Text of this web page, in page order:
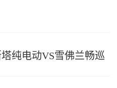
纯电动VS雪佛兰畅巡